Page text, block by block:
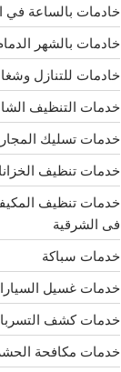
خادمات بالساعة في
خادمات بالشهر
خادمات للتنازل
خدمات التنظيف
خدمات تسليك
خدمات تنظيف
خدمات تنظيف
فى الشرقية
خدمات سباكة
خدمات غسيل
خدمات كشف
خدمات مكافحة